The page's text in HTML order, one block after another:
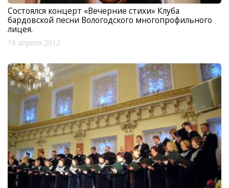
Состоялся концерт «Вечерние стихи» Клуба
бардовской песни Вологодского многопрофильного
лицея.
18 апреля 2012